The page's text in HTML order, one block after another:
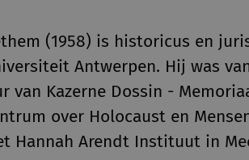
(1958) is historicus en
Antwerpen. Hij was
van Kazerne Dossin -
over Holocaust en
Hannah Arendt Instituut in